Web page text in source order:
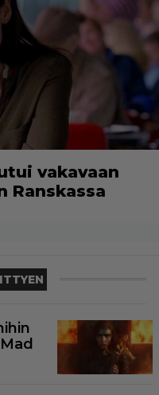
vakavaan
Ranskassa